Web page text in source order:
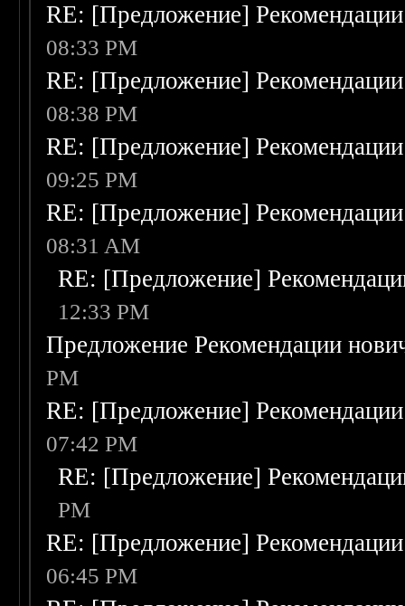
RE: [Предложение]
08:33 PM
RE: [Предложение]
08:38 PM
RE: [Предложение]
09:25 PM
RE: [Предложение]
08:31 AM
RE: [Предложение]
12:33 PM
Предложение Рекомендации
PM
RE: [Предложение]
07:42 PM
RE: [Предложение]
PM
RE: [Предложение]
06:45 PM